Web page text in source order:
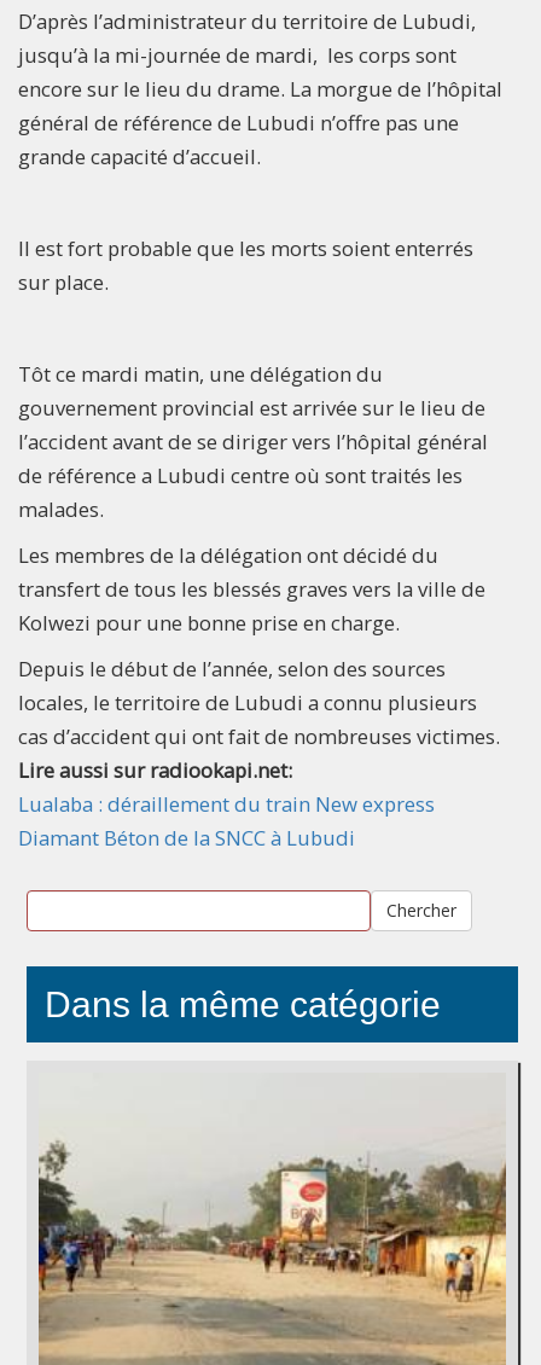
D’après l’administrateur du territoire de Lubudi,
jusqu’à la mi-journée de mardi, les corps sont
encore sur le lieu du drame. La morgue de l’hôpital
général de référence de Lubudi n’offre pas une
grande capacité d’accueil.
Il est fort probable que les morts soient enterrés
sur place.
Tôt ce mardi matin, une délégation du
gouvernement provincial est arrivée sur le lieu de
l’accident avant de se diriger vers l’hôpital général
de référence a Lubudi centre où sont traités les
malades.
Les membres de la délégation ont décidé du
transfert de tous les blessés graves vers la ville de
Kolwezi pour une bonne prise en charge.
Depuis le début de l’année, selon des sources
locales, le territoire de Lubudi a connu plusieurs
cas d’accident qui ont fait de nombreuses victimes.
Lire aussi sur radiookapi.net:
Lualaba : déraillement du train New express
Diamant Béton de la SNCC à Lubudi
Chercher
Dans la même catégorie